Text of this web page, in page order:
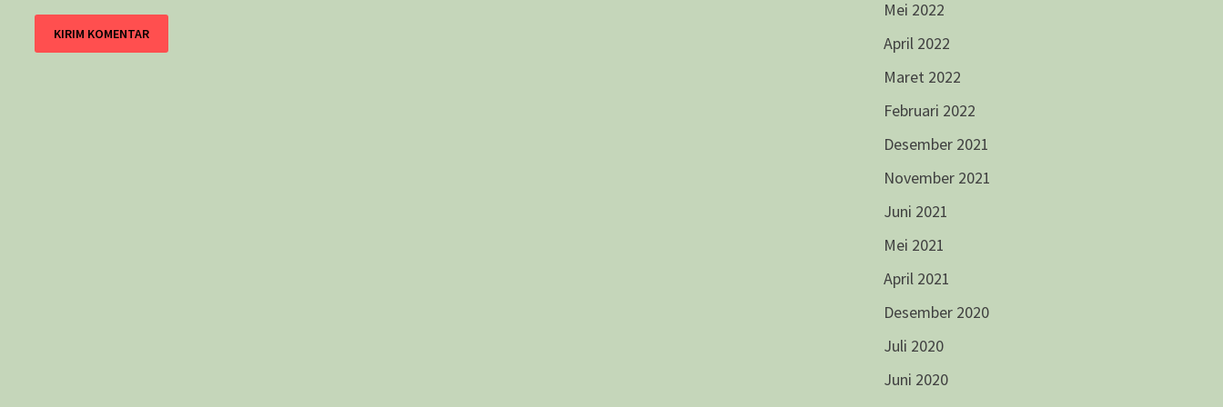
Mei 2022
April 2022
Maret 2022
Februari 2022
Desember 2021
November 2021
Juni 2021
Mei 2021
April 2021
Desember 2020
Juli 2020
Juni 2020